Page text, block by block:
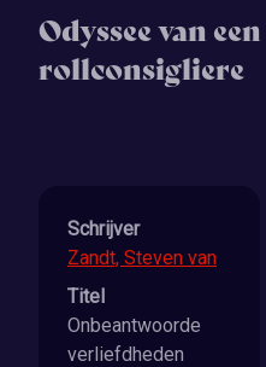
Odyssee van
rollconsigliere
Schrijver
Zandt, Steven van
Titel
Onbeantwoorde
verliefdheden